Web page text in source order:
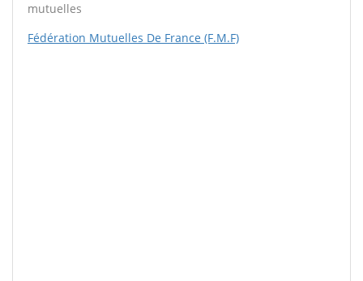
mutuelles
Fédération Mutuelles De France (F.M.F)